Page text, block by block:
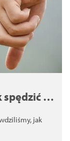
14
jak